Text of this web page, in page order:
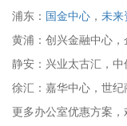
浦东： 国金中心 ， 未来
黄浦：创兴金融中心
静安：兴业太古汇，
徐汇：嘉华中心，世
更多办公室优惠方案